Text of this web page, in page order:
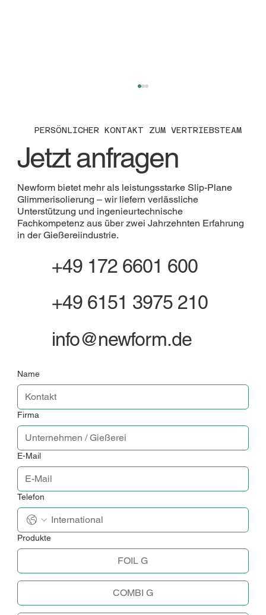
Glimmer-Gleitschicht für Eisen- und
Nichteisen-Gießereien
PERSÖNLICHER KONTAKT ZUM VERTRIEBSTEAM
Jetzt anfragen
Newform bietet mehr als leistungsstarke Slip-Plane
Glimmerisolierung – wir liefern verlässliche
Unterstützung und ingenieurtechnische
Fachkompetenz aus über zwei Jahrzehnten Erfahrung
in der Gießereiindustrie.
+49 172 6601 600
+49 6151 3975 210
info@newform.de
Name
Firma
E-Mail
Telefon
Produkte
FOIL G
COMBI G